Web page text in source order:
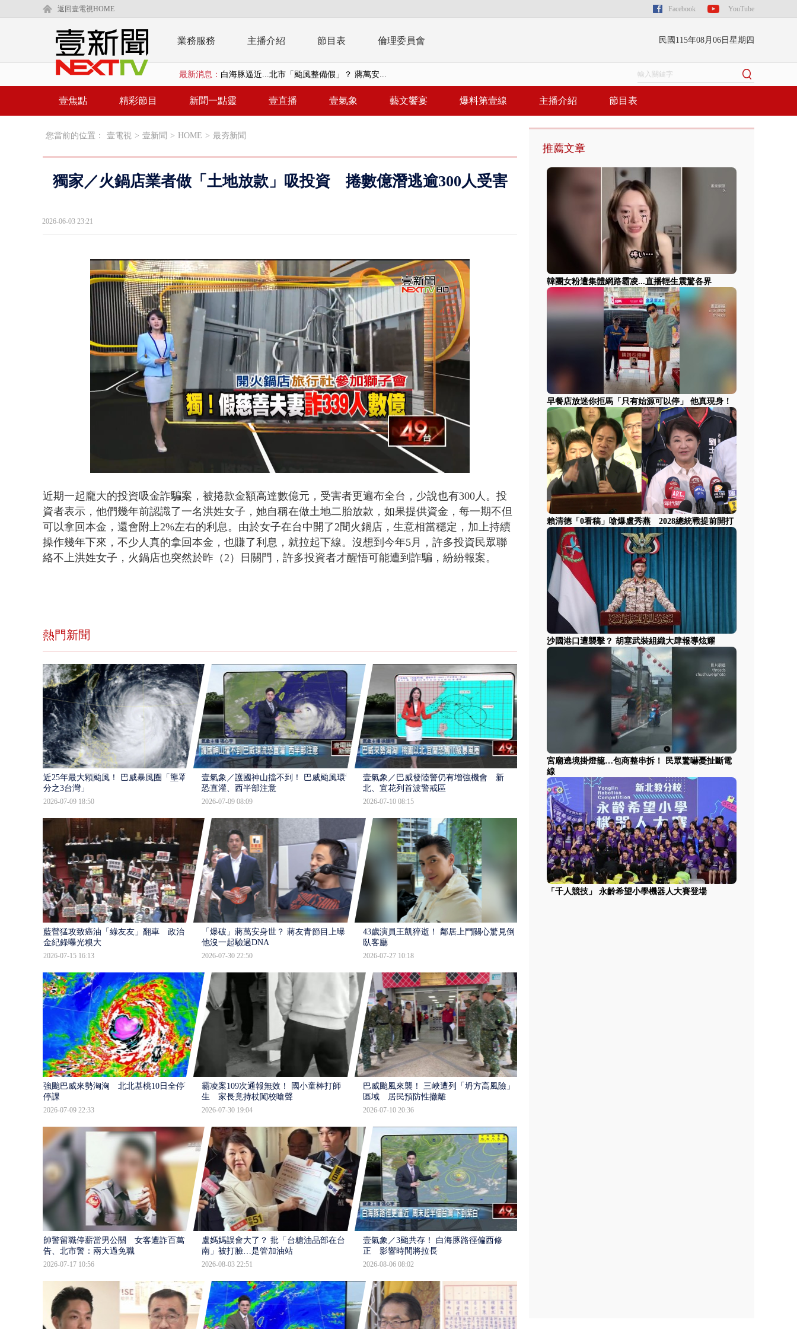
返回壹電視HOME Facebook YouTube
業務服務 主播介紹 節目表 倫理委員會 民國115年08月06日星期四
最新消息： 利慾薰心！ 美女律師涉龐大洗錢鏈 通緝港...
早餐店放迷你拒馬「只有始源可以停」 他真...
貨車鬼切釀禍 砂石車為閃避悚撞4車釀3傷
白海豚逼近...北市「颱風整備假」？ 蔣萬安...
壹焦點 精彩節目 新聞一點靈 壹直播 壹氣象 藝文饗宴 爆料第壹線 主播介紹 節目表
您當前的位置： 壹電視 > 壹新聞 > HOME > 最夯新聞
獨家／火鍋店業者做「土地放款」吸投資 捲數億潛逃逾300人受害
2026-06-03 23:21
37.37%
近期一起龐大的投資吸金詐騙案，被捲款金額高達數億元，受害者更遍布全台，少說也有300人。投
資者表示，他們幾年前認識了一名洪姓女子，她自稱在做土地二胎放款，如果提供資金，每一期不但
可以拿回本金，還會附上2%左右的利息。由於女子在台中開了2間火鍋店，生意相當穩定，加上持續
操作幾年下來，不少人真的拿回本金，也賺了利息，就拉起下線。沒想到今年5月，許多投資民眾聯
絡不上洪姓女子，火鍋店也突然於昨（2）日關門，許多投資者才醒悟可能遭到詐騙，紛紛報案。
熱門新聞
近25年最大顆颱風！ 巴威暴風圈「壟罩4
分之3台灣」
2026-07-09 18:50
壹氣象／護國神山擋不到！ 巴威颱風環流
恐直灌、西半部注意
2026-07-09 08:09
壹氣象／巴威發陸警仍有增強機會 新
北、宜花列首波警戒區
2026-07-10 08:15
藍營猛攻致癌油「綠友友」翻車 政治獻
金紀錄曝光糗大
2026-07-15 16:13
「爆破」蔣萬安身世？ 蔣友青節目上曝：
他沒一起驗過DNA
2026-07-30 22:50
43歲演員王凱猝逝！ 鄰居上門關心驚見倒
臥客廳
2026-07-27 10:18
強颱巴威來勢洶洶 北北基桃10日全停班
停課
2026-07-09 22:33
霸凌案109次通報無效！ 國小童棒打師
生 家長竟持杖闖校嗆聲
2026-07-30 19:04
巴威颱風來襲！ 三峽遭列「坍方高風險」
區域 居民預防性撤離
2026-07-10 20:36
帥警留職停薪當男公關 女客遭詐百萬提
告、北市警：兩大過免職
2026-07-17 10:56
盧媽媽誤會大了？ 批「台糖油品部在台
南」被打臉…是管加油站
2026-08-03 22:51
壹氣象／3颱共存！ 白海豚路徑偏西修
正 影響時間將拉長
2026-08-06 08:02
推薦文章
韓團女粉遭集體網路霸凌...直播輕生震驚各界
早餐店放迷你拒馬「只有始源可以停」 他真現身！
賴清德「0看稿」嗆爆盧秀燕 2028總統戰提前開打
沙國港口遭襲擊？ 胡塞武裝組織大肆報導炫耀
宮廟遶境掛燈籠…包商整串拆！ 民眾驚嚇憂扯斷電
線
「千人競技」 永齡希望小學機器人大賽登場